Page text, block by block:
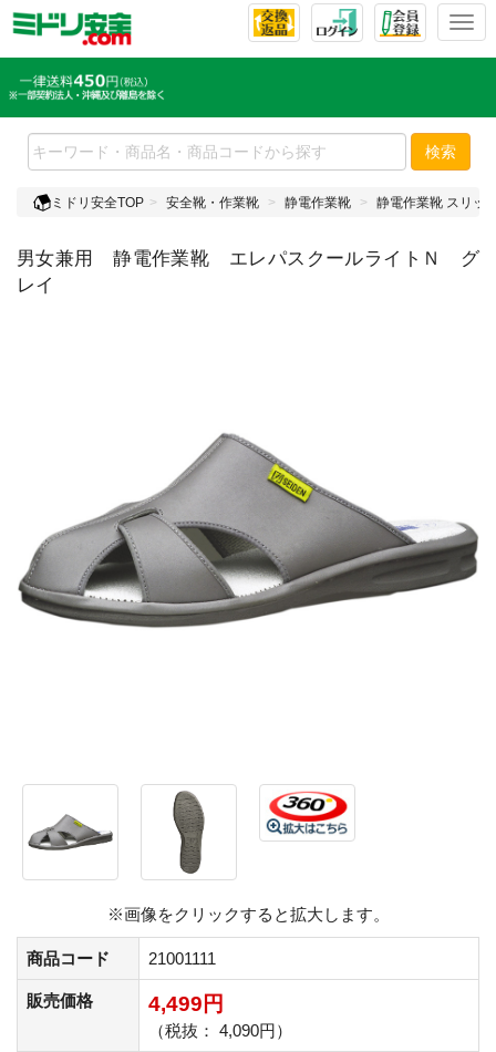
T
l
e
n
v
g
検索
ミドリ安全TOP 安全靴・作業靴 静電作業靴 静電作業靴 スリッ
男女兼用 静電作業靴 エレパスクールライトＮ グ
レイ
※画像をクリックすると拡大します。
商品コード 21001111
販売価格 4,499円
（税抜： 4,090円）